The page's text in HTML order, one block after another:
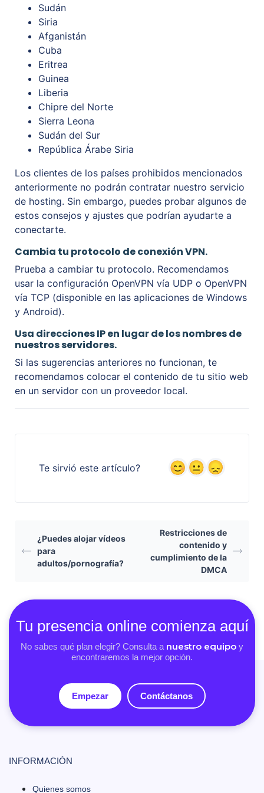
Sudán
Siria
Afganistán
Cuba
Eritrea
Guinea
Liberia
Chipre del Norte
Sierra Leona
Sudán del Sur
República Árabe Siria
Los clientes de los países prohibidos mencionados
anteriormente no podrán contratar nuestro servicio
de hosting. Sin embargo, puedes probar algunos de
estos consejos y ajustes que podrían ayudarte a
conectarte.
Cambia tu protocolo de conexión VPN.
Prueba a cambiar tu protocolo. Recomendamos
usar la configuración OpenVPN vía UDP o OpenVPN
vía TCP (disponible en las aplicaciones de Windows
y Android).
Usa direcciones IP en lugar de los nombres de
nuestros servidores.
Si las sugerencias anteriores no funcionan, te
recomendamos colocar el contenido de tu sitio web
en un servidor con un proveedor local.
Te sirvió este artículo?
¿Puedes alojar vídeos
para
adultos/pornografía?
Restricciones de
contenido y
cumplimiento de la
DMCA
Tu presencia online comienza aquí
No sabes qué plan elegir? Consulta a nuestro equipo y
encontraremos la mejor opción.
Empezar Contáctanos
INFORMACIÓN
Quienes somos